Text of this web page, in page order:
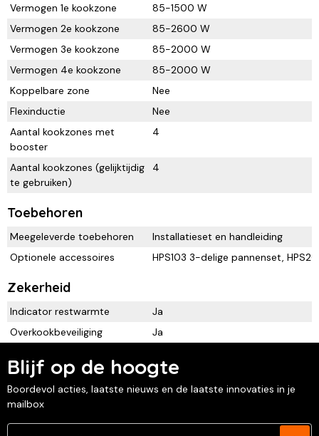
Vermogen 1e kookzone
85-1500 W
Vermogen 2e kookzone
85-2600 W
Vermogen 3e kookzone
85-2000 W
Vermogen 4e kookzone
85-2000 W
Koppelbare zone
Nee
Flexinductie
Nee
Aantal kookzones met
booster
4
Aantal kookzones (gelijktijdig
te gebruiken)
4
Toebehoren
Meegeleverde toebehoren
Installatieset en handleiding
Optionele accessoires
HPS103 3-delige pannenset,
Zekerheid
Indicator restwarmte
Ja
Overkookbeveiliging
Ja
Blijf op de hoogte
Boordevol acties, laatste nieuws en de laatste innovaties in je
mailbox